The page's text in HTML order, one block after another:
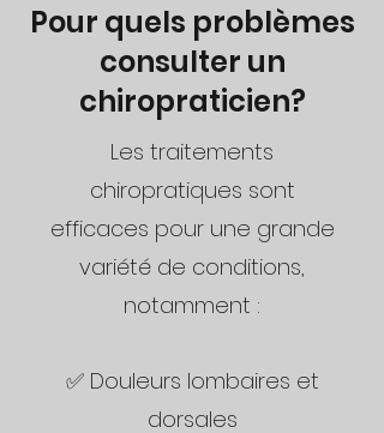
Pour quels problèmes
consulter un
chiropraticien?
Les traitements
chiropratiques sont
efficaces pour une grande
variété de conditions,
notamment :
✅ Douleurs lombaires et
dorsales